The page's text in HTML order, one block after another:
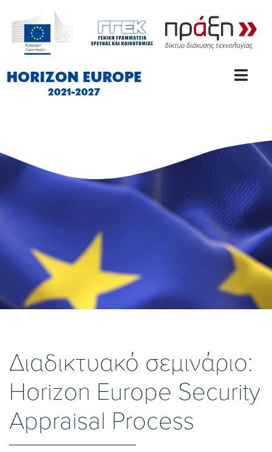
Διαδικτυακό σεμινάριο:
Horizon Europe Security
Appraisal Process